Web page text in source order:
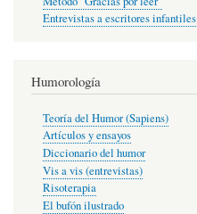
Entrevistas a escritores infantiles
Humorología
Teoría del Humor (Sapiens)
Artículos y ensayos
Diccionario del humor
Vis a vis (entrevistas)
Risoterapia
El bufón ilustrado